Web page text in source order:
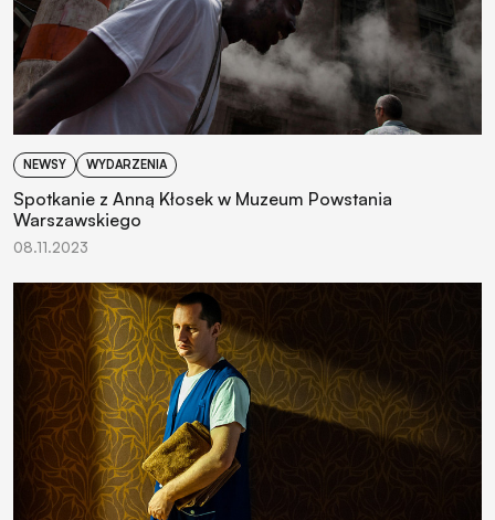
NEWSY WYDARZENIA
Spotkanie z Anną Kłosek w Muzeum Powstania
Warszawskiego
08.11.2023